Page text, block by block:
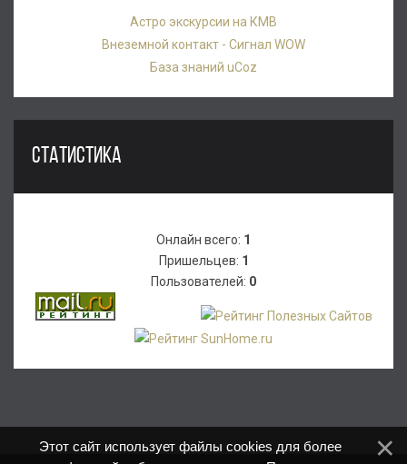
Астро экскурсии на КМВ
Внеземной контакт - Сигнал WOW
База знаний uCoz
СТАТИСТИКА
Онлайн всего: 1
Пришельцев: 1
Пользователей: 0
Этот сайт использует файлы cookies для более